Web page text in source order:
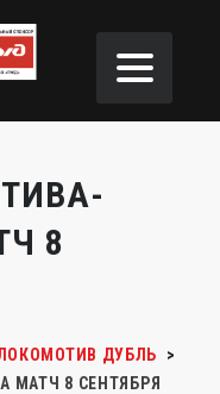
8
ДУБЛЬ
>
МАТЧ 8 СЕНТЯБРЯ